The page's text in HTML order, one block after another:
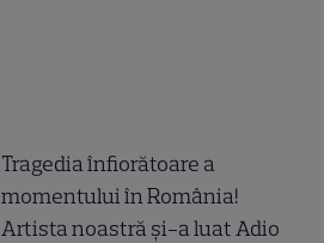
Tragedia înfiorătoare a
momentului în România!
Artista noastră și-a luat Adio